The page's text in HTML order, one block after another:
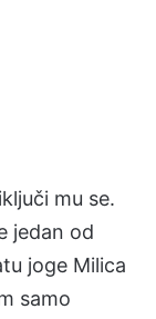
mu se.
jedan od
joge Milica
samo